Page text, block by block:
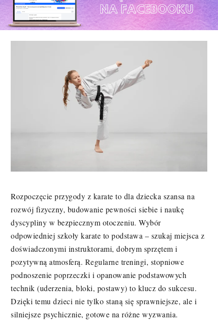
Rozpoczęcie przygody z karate to dla dziecka szansa na
rozwój fizyczny, budowanie pewności siebie i naukę
dyscypliny w bezpiecznym otoczeniu. Wybór
odpowiedniej szkoły karate to podstawa – szukaj miejsca z
doświadczonymi instruktorami, dobrym sprzętem i
pozytywną atmosferą. Regularne treningi, stopniowe
podnoszenie poprzeczki i opanowanie podstawowych
technik (uderzenia, bloki, postawy) to klucz do sukcesu.
Dzięki temu dzieci nie tylko staną się sprawniejsze, ale i
silniejsze psychicznie, gotowe na różne wyzwania.